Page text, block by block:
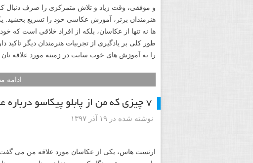
و موفقی، وقت زیاد و تلاش متمرکزی را صرف دنبال
هنرمندان برتر، آموزش عکاسی خود را تسریع
ها نه تنها از عکاسان، بلکه از افراد خلاقی است که
طور کلی بر یادگیری از تجربیات هنرمندان دیگر تاکید
را به آموزش های خوب سایت در زمینه مورد علاقه تان
ادامه
۷ چیزی که من از پابلو پیکاسو درباره عکاسی یاد گرفتم
نوشته شده در ۱۹ آذر ۱۳۹۷